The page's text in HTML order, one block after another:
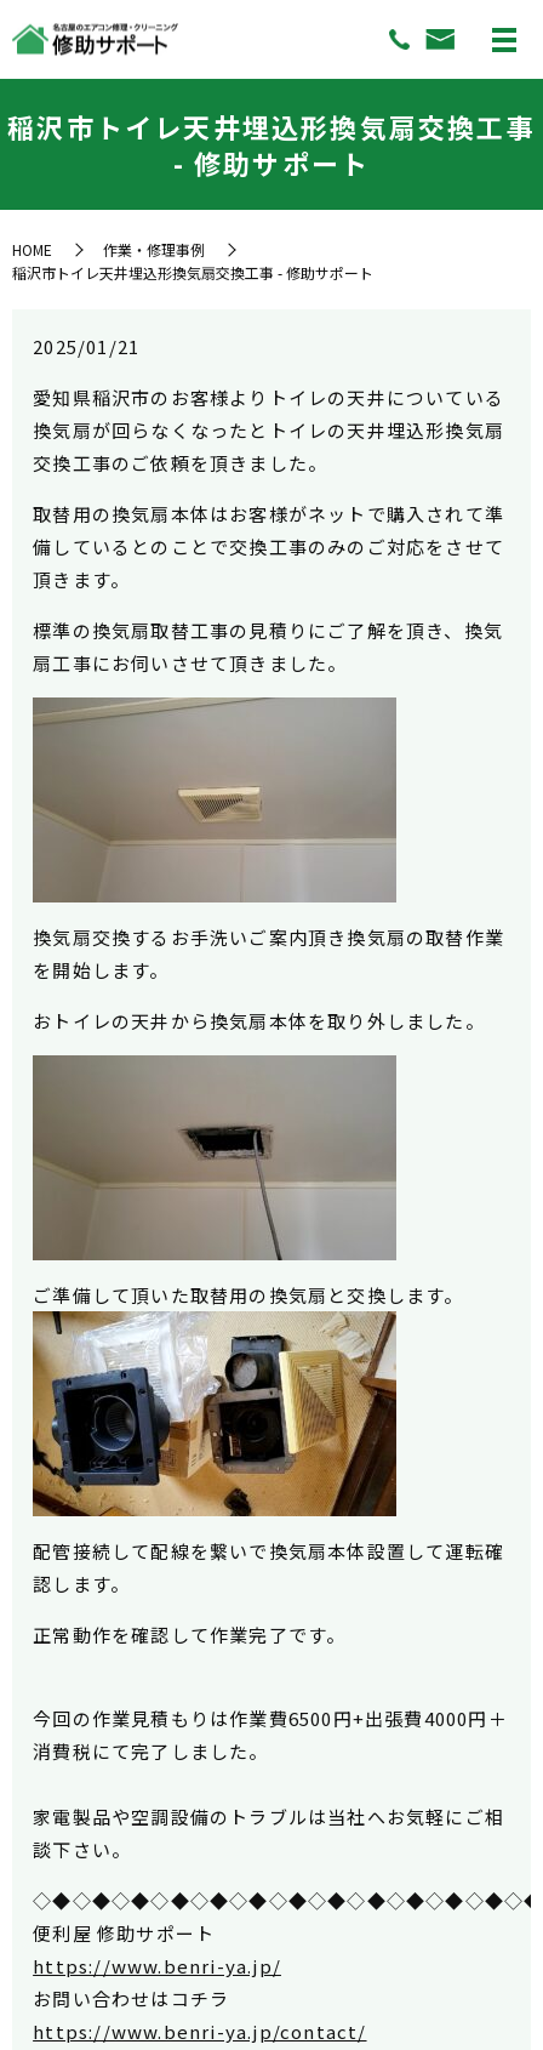
稲沢市トイレ天井埋込形換気扇交換工事
- 修助サポート
HOME
作業・修理事例
稲沢市トイレ天井埋込形換気扇交換工事 - 修助サポート
2025/01/21
愛知県稲沢市のお客様よりトイレの天井についている
換気扇が回らなくなったとトイレの天井埋込形換気扇
交換工事のご依頼を頂きました。
取替用の換気扇本体はお客様がネットで購入されて準
備しているとのことで交換工事のみのご対応をさせて
頂きます。
標準の換気扇取替工事の見積りにご了解を頂き、換気
扇工事にお伺いさせて頂きました。
換気扇交換するお手洗いご案内頂き換気扇の取替作業
を開始します。
おトイレの天井から換気扇本体を取り外しました。
ご準備して頂いた取替用の換気扇と交換します。
配管接続して配線を繋いで換気扇本体設置して運転確
認します。
正常動作を確認して作業完了です。
今回の作業見積もりは作業費6500円+出張費4000円＋
消費税にて完了しました。
家電製品や空調設備のトラブルは当社へお気軽にご相
談下さい。
便利屋 修助サポート
https://www.benri-ya.jp/
お問い合わせはコチラ
https://www.benri-ya.jp/contact/